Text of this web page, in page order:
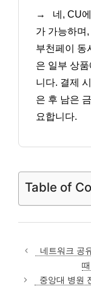
→
네, CU
가 가능하며
부천페이 동
은 일부 상
니다. 결제
은 후 남은
요합니다.
Table of
네트워크 공
중앙대 병원